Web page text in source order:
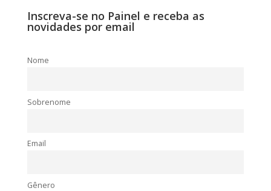
Inscreva-se no Painel e receba as
novidades por email
Nome
Sobrenome
Email
Gênero